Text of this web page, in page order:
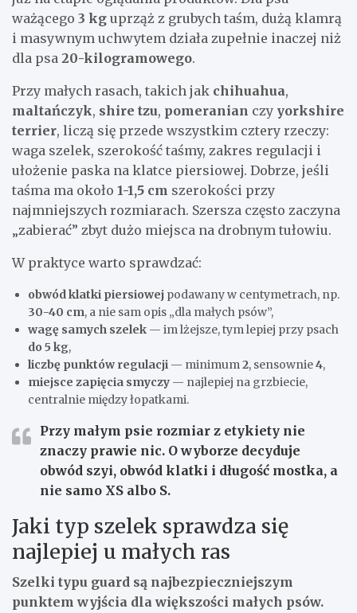
ważącego 3 kg uprząż z grubych taśm, dużą klamrą
i masywnym uchwytem działa zupełnie inaczej niż
dla psa 20-kilogramowego.
Przy małych rasach, takich jak chihuahua,
maltańczyk, shire tzu, pomeranian czy yorkshire
terrier, liczą się przede wszystkim cztery rzeczy:
waga szelek, szerokość taśmy, zakres regulacji i
ułożenie paska na klatce piersiowej. Dobrze, jeśli
taśma ma około 1-1,5 cm szerokości przy
najmniejszych rozmiarach. Szersza często zaczyna
„zabierać” zbyt dużo miejsca na drobnym tułowiu.
W praktyce warto sprawdzać:
obwód klatki piersiowej podawany w centymetrach, np.
30-40 cm, a nie sam opis „dla małych psów”,
wagę samych szelek — im lżejsze, tym lepiej przy psach
do 5 kg,
liczbę punktów regulacji — minimum2, sensownie4,
miejsce zapięcia smyczy — najlepiej na grzbiecie,
centralnie między łopatkami.
Przy małym psie rozmiar z etykiety nie
znaczy prawie nic. O wyborze decyduje
obwód szyi, obwód klatki i długość mostka, a
nie samo XS albo S.
Jaki typ szelek sprawdza się
najlepiej u małych ras
Szelki typu guard są najbezpieczniejszym
punktem wyjścia dla większości małych psów.